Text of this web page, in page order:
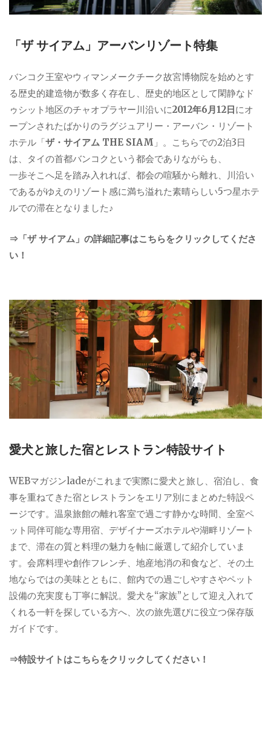
「ザ サイアム」アーバンリゾート特集
バンコク王室やウィマンメークチーク故宮博物院を始めとす
る歴史的建造物が数多く存在し、歴史的地区として閑静なド
ゥシット地区のチャオプラヤー川沿いに2012年6月12日にオ
ープンされたばかりのラグジュアリー・アーバン・リゾート
ホテル「ザ・サイアム THE SIAM 」。こちらでの2泊3日
は、タイの首都バンコクという都会でありながらも、
一歩そこへ足を踏み入れれば、都会の喧騒から離れ、川沿い
であるがゆえのリゾート感に満ち溢れた素晴らしい5つ星ホテ
ルでの滞在となりました♪
⇒「ザ サイアム」の詳細記事はこちらをクリックしてくださ
い！
愛犬と旅した宿とレストラン特設サイト
WEBマガジンladeがこれまで実際に愛犬と旅し、宿泊し、食
事を重ねてきた宿とレストランをエリア別にまとめた特設ペ
ージです。温泉旅館の離れ客室で過ごす静かな時間、全室ペ
ット同伴可能な専用宿、デザイナーズホテルや湖畔リゾート
まで、滞在の質と料理の魅力を軸に厳選して紹介していま
す。会席料理や創作フレンチ、地産地消の和食など、その土
地ならではの美味とともに、館内での過ごしやすさやペット
設備の充実度も丁寧に解説。愛犬を“家族”として迎え入れて
くれる一軒を探している方へ、次の旅先選びに役立つ保存版
ガイドです。
⇒特設サイトはこちらをクリックしてください！